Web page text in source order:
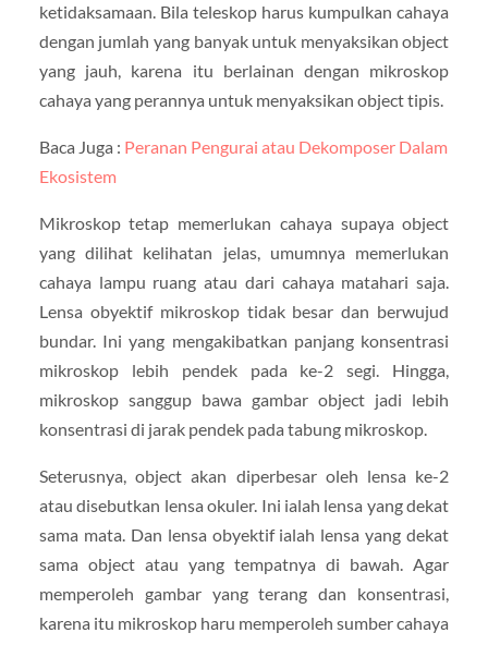
ketidaksamaan. Bila teleskop harus kumpulkan cahaya
dengan jumlah yang banyak untuk menyaksikan object
yang jauh, karena itu berlainan dengan mikroskop
cahaya yang perannya untuk menyaksikan object tipis.
Baca Juga : Peranan Pengurai atau Dekomposer Dalam
Ekosistem
Mikroskop tetap memerlukan cahaya supaya object
yang dilihat kelihatan jelas, umumnya memerlukan
cahaya lampu ruang atau dari cahaya matahari saja.
Lensa obyektif mikroskop tidak besar dan berwujud
bundar. Ini yang mengakibatkan panjang konsentrasi
mikroskop lebih pendek pada ke-2 segi. Hingga,
mikroskop sanggup bawa gambar object jadi lebih
konsentrasi di jarak pendek pada tabung mikroskop.
Seterusnya, object akan diperbesar oleh lensa ke-2
atau disebutkan lensa okuler. Ini ialah lensa yang dekat
sama mata. Dan lensa obyektif ialah lensa yang dekat
sama object atau yang tempatnya di bawah. Agar
memperoleh gambar yang terang dan konsentrasi,
karena itu mikroskop haru memperoleh sumber cahaya